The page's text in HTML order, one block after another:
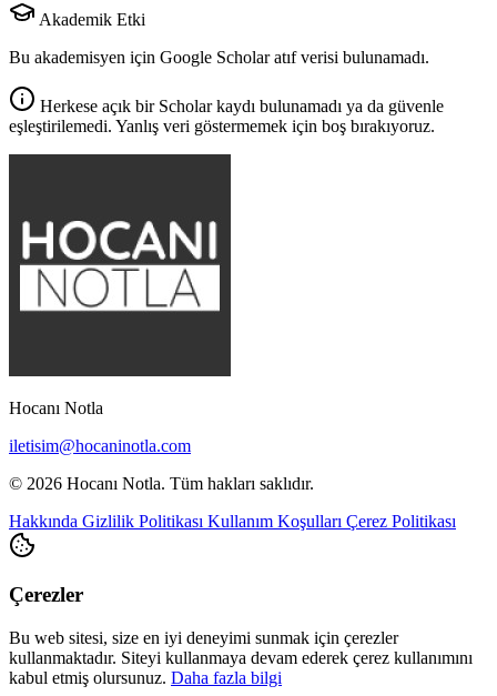
Akademik Etki
Bu akademisyen için Google Scholar atıf verisi bulunamadı.
Herkese açık bir Scholar kaydı bulunamadı ya da güvenle
eşleştirilemedi. Yanlış veri göstermemek için boş bırakıyoruz.
Hocanı Notla
iletisim@hocaninotla.com
© 2026 Hocanı Notla. Tüm hakları saklıdır.
Hakkında Gizlilik Politikası Kullanım Koşulları Çerez Politikası
Çerezler
Bu web sitesi, size en iyi deneyimi sunmak için çerezler
kullanmaktadır. Siteyi kullanmaya devam ederek çerez kullanımını
kabul etmiş olursunuz. Daha fazla bilgi